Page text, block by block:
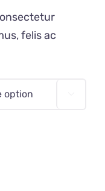
felis ac